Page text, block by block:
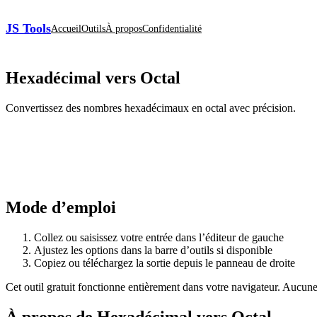
JS ToolsAccueilOutilsÀ proposConfidentialité
Hexadécimal vers Octal
Convertissez des nombres hexadécimaux en octal avec précision.
Mode d’emploi
Collez ou saisissez votre entrée dans l’éditeur de gauche
Ajustez les options dans la barre d’outils si disponible
Copiez ou téléchargez la sortie depuis le panneau de droite
Cet outil gratuit fonctionne entièrement dans votre navigateur.